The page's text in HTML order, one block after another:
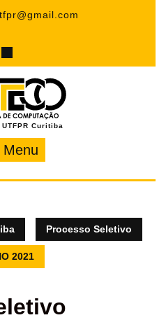
Curitiba
Menu
Processo Seletivo
2021